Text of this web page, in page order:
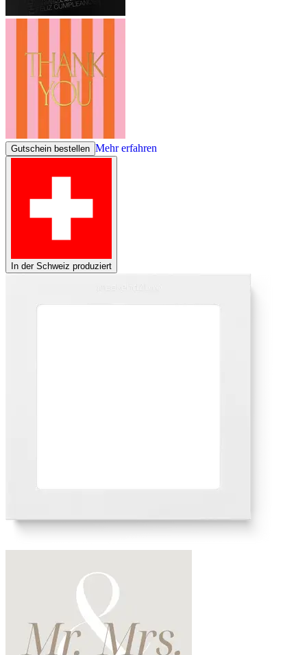
Gutschein bestellen Mehr erfahren
In der Schweiz produziert